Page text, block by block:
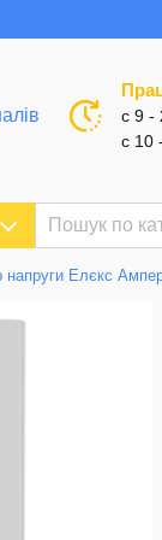
с 9 -
с 10
напруги Елєкс